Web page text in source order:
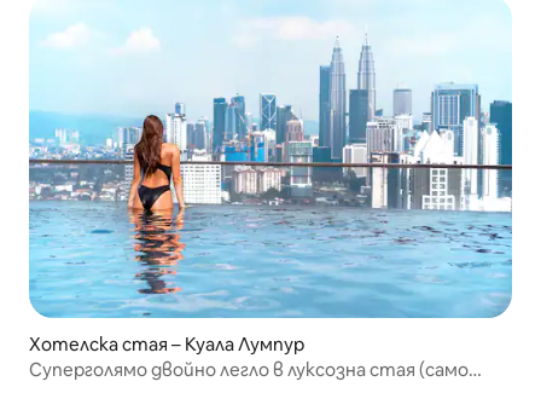
Хотелска стая – Куала Лумпур
Суперголямо двойно легло в луксозна стая (само